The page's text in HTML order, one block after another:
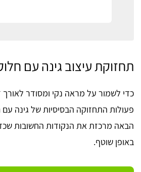
תחזוקת עיצוב גינה עם
כדי לשמור על מראה נקי ומסודר
פעולות התחזוקה הבסיסיות של גינה
הבאה מרכזת את הנקודות החשובות
באופן שוטף.